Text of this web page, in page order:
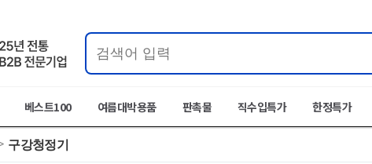
베스트100 여름대박용품 판촉물 직수입특가 한정특가
구강청정기